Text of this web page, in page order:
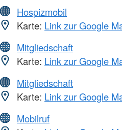
Hospizmobil
Karte: Link zur Google
Mitgliedschaft
Karte: Link zur Google
Mitgliedschaft
Karte: Link zur Google
Mobilruf